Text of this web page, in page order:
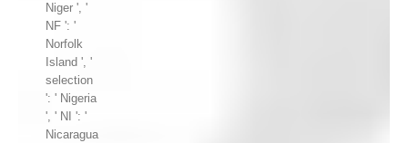
Niger ', '
NF ': '
Norfolk
Island ', '
selection
': ' Nigeria
', ' NI ': '
Nicaragua